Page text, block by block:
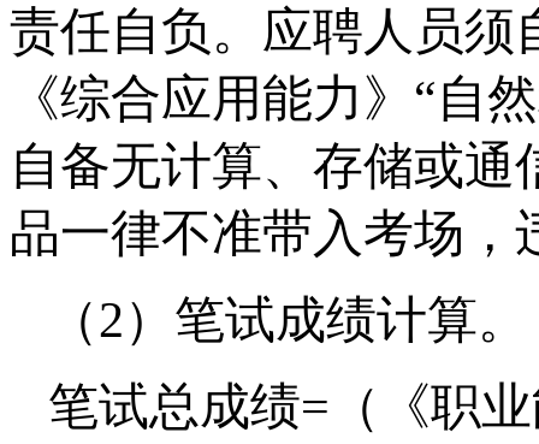
责任自负。应聘人员须
《综合应用能力》“自
自备无计算、存储或
品一律不准带入考场，
（2）笔试成绩计算。
笔试总成绩=（《职